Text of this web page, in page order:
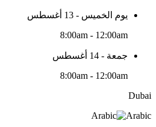
يوم الخميس - 13 أغسطس
8:00am - 12:00am
جمعة - 14 أغسطس
8:00am - 12:00am
Dubai
Arabic